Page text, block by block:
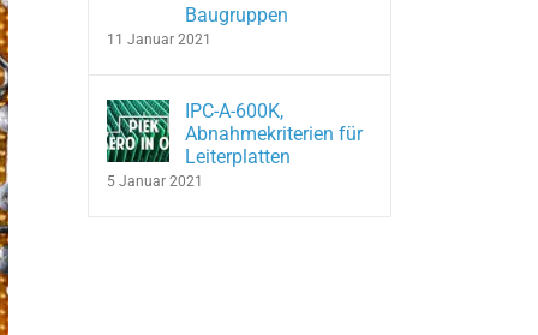
Baugruppen
11 Januar 2021
IPC-A-600K,
Abnahmekriterien für
Leiterplatten
5 Januar 2021